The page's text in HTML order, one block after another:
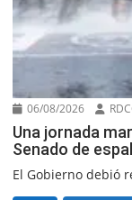
06/08/2026
Una jornada
Senado de
El Gobierno debió